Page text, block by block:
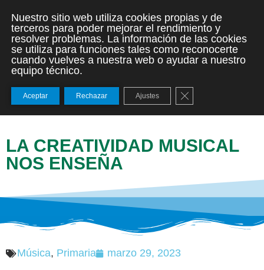
LA CREATIVIDAD MUSICAL
NOS ENSEÑA
Música, Primaria marzo 29, 2023
Nuestro sitio web utiliza cookies propias y de
terceros para poder mejorar el rendimiento y
resolver problemas. La información de las cookies
se utiliza para funciones tales como reconocerte
cuando vuelves a nuestra web o ayudar a nuestro
equipo técnico.
Aceptar Rechazar Ajustes Cerrar el banner de